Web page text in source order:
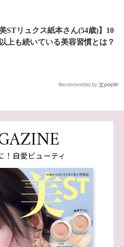
美STリュクス紙本さん(54歳)】10
上も続いている美容習慣とは？
Recommended by
！自愛ビューティ